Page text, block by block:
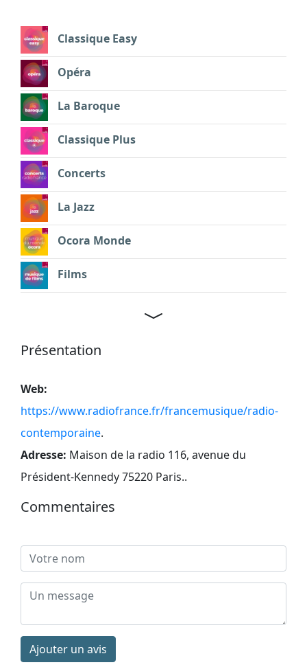
Classique Easy
Opéra
La Baroque
Classique Plus
Concerts
La Jazz
Ocora Monde
Films
Présentation
Web:
https://www.radiofrance.fr/francemusique/radio-
contemporaine.
Adresse: Maison de la radio 116, avenue du
Président-Kennedy 75220 Paris..
Commentaires
Ajouter un avis